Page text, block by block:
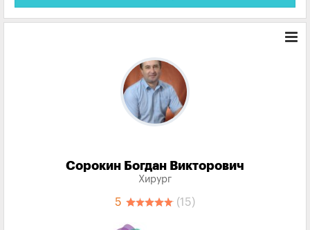
Сорокин Богдан Викторович
Хирург
5 (15)